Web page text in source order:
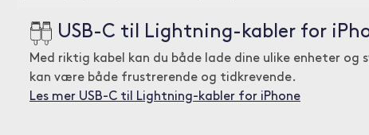
USB-C til Lightning-kabler for
Med riktig kabel kan du både lade dine ulike enheter og
kan være både frustrerende og tidkrevende.
Les mer USB-C til Lightning-kabler for iPhone